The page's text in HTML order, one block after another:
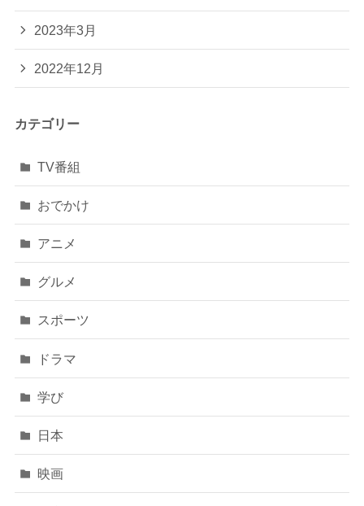
2023年3月
2022年12月
カテゴリー
TV番組
おでかけ
アニメ
グルメ
スポーツ
ドラマ
学び
日本
映画